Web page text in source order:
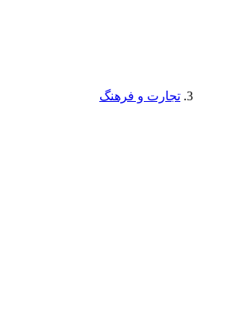
تجارت و فرهنگ